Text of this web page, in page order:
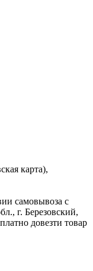
карта),
самовывоза с
г. Березовский,
довезти товар